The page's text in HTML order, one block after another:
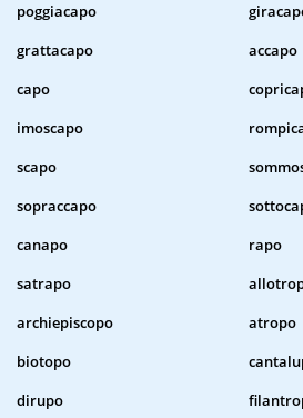
poggiacapo
grattacapo
accapo
capo
imoscapo
scapo
sopraccapo
canapo
rapo
satrapo
archiepiscopo
atropo
biotopo
dirupo